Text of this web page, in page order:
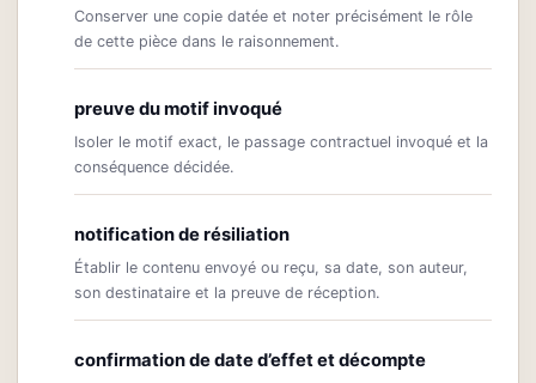
Conserver une copie datée et noter précisément le rôle
de cette pièce dans le raisonnement.
preuve du motif invoqué
Isoler le motif exact, le passage contractuel invoqué et la
conséquence décidée.
notification de résiliation
Établir le contenu envoyé ou reçu, sa date, son auteur,
son destinataire et la preuve de réception.
confirmation de date d’effet et décompte